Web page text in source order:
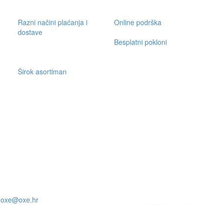
Razni načini plaćanja i
dostave
Online podrška
Besplatni pokloni
Širok asortiman
oxe@oxe.hr